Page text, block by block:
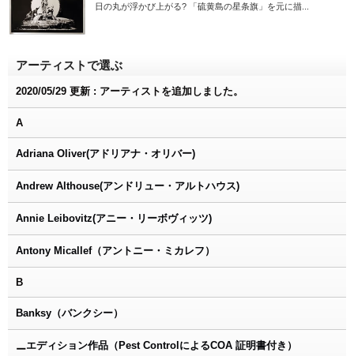
日の丸が浮かび上がる? 「硫黄島の星条旗」を元に描...
アーティストで選ぶ
2020/05/29 更新 : アーティストを追加しました。
A
Adriana Oliver(アドリアナ・オリバー)
Andrew Althouse(アンドリュー・アルトハウス)
Annie Leibovitz(アニー・リーボヴィッツ)
Antony Micallef（アントニー・ミカレフ）
B
Banksy（バンクシー）
ーエディション作品（Pest ControlによるCOA 証明書付き）